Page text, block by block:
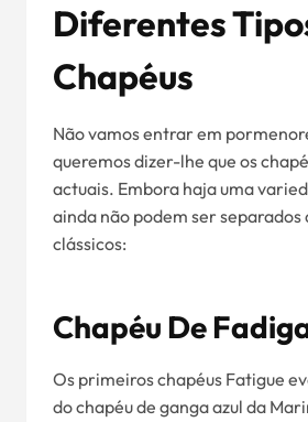
Diferentes
Chapéus
Não vamos entrar em
queremos dizer-lhe que os
actuais. Embora haja uma
ainda não podem ser separados
clássicos:
Chapéu De
Os primeiros chapéus Fatigue
do chapéu de ganga azul da